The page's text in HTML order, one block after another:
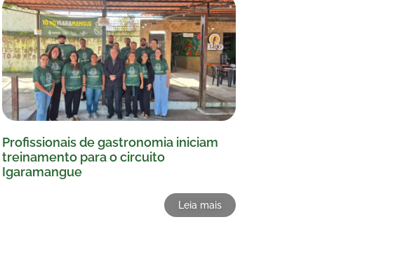
Profissionais de gastronomia iniciam
treinamento para o circuito
Igaramangue
Leia mais